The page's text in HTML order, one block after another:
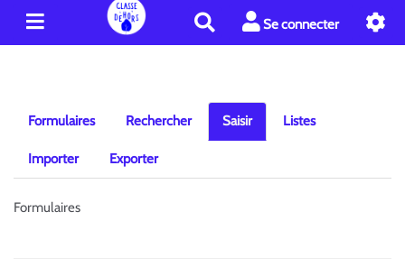
e
e
r
c
e
Se connecter
Formulaires Rechercher Saisir Listes
Importer Exporter
Formulaires